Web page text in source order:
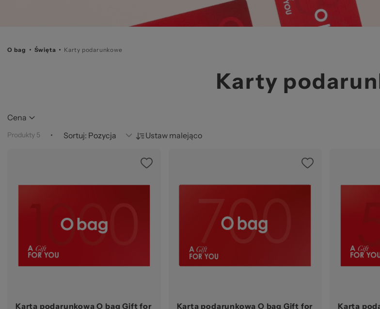
O bag Święta Karty podarunkowe
Karty
Produkty 5 Sortuj: Ustaw malejąco
Cena
Karta podarunkowa O bag Gift for
Karta podarunkowa O bag Gift for
Karta